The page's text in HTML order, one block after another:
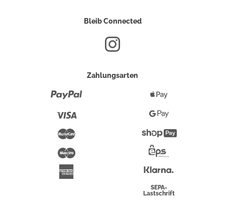
Bleib Connected
Zahlungsarten
Maestro
Pay
Google
Pay
Überweisung
SEPA-
Lastschrift